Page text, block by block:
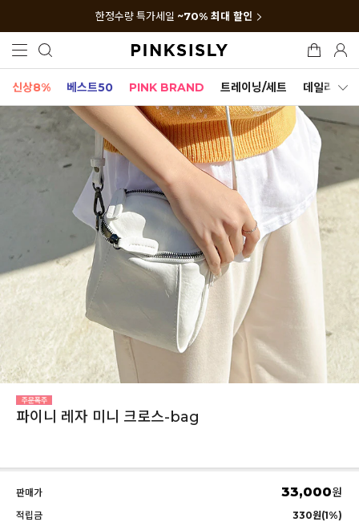
한정수량 특가세일 ~70% 최대 할인
신상8% 베스트50 PINK BRAND 트레이닝/세트 데일리세트
파이니 레자 미니 크로스-bag
판매가 33,000원
적립금 330원(1%)